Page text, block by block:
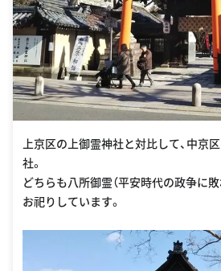
上京区の上御霊神社と対比して、中京
社。
どちらも八所御霊（平安時代の政争に
お祀りしています。